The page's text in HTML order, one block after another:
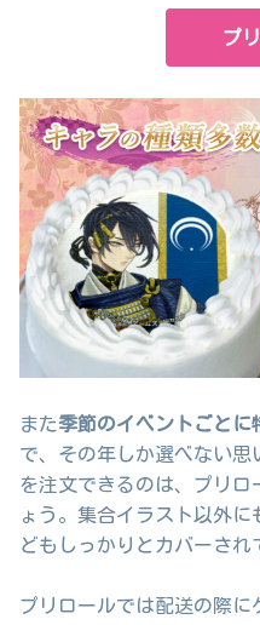
プ
また季節のイベントごとに
で、その年しか選べない
を注文できるのは、プリ
ょう。集合イラスト以外
どもしっかりとカバーされ
プリロールでは配送の際に